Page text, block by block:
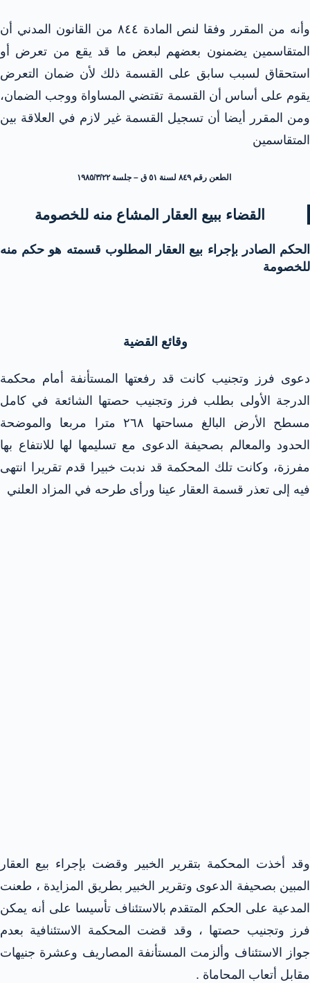
وأنه من المقرر وفقا لنص المادة ٨٤٤ من القانون المدني أن
المتقاسمين يضمنون بعضهم لبعض ما قد يقع من تعرض أو
استحقاق لسبب سابق على القسمة ذلك لأن ضمان التعرض
يقوم على أساس أن القسمة تقتضي المساواة ووجب الضمان،
ومن المقرر أيضا أن تسجيل القسمة غير لازم في العلاقة بين
المتقاسمين
الطعن رقم ٨٤٩ لسنة ٥١ ق – جلسة ١٩٨٥/٣/٢٢
القضاء ببيع العقار المشاع منه للخصومة
الحكم الصادر بإجراء بيع العقار المطلوب قسمته هو حكم منه
للخصومة
وقائع القضية
دعوى فرز وتجنيب كانت قد رفعتها المستأنفة أمام محكمة
الدرجة الأولى بطلب فرز وتجنيب حصتها الشائعة في كامل
مسطح الأرض البالغ مساحتها ۲٦٨ مترا مربعا والموضحة
الحدود والمعالم بصحيفة الدعوى مع تسليمها لها للانتفاع بها
مفرزة، وكانت تلك المحكمة قد ندبت خبيرا قدم تقريرا انتهى
فيه إلى تعذر قسمة العقار عينا ورأى طرحه في المزاد العلني
وقد أخذت المحكمة بتقرير الخبير وقضت بإجراء بيع العقار
المبين بصحيفة الدعوى وتقرير الخبير بطريق المزايدة ، طعنت
المدعية على الحكم المتقدم بالاستئناف تأسيسا على أنه يمكن
فرز وتجنيب حصتها ، وقد قضت المحكمة الاستئنافية بعدم
جواز الاستئناف وألزمت المستأنفة المصاريف وعشرة جنيهات
مقابل أتعاب المحاماة .